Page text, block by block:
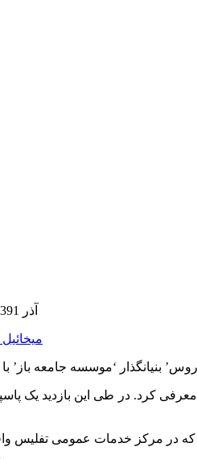
12 آذر 1391
کرد. در طی این بازدید یک